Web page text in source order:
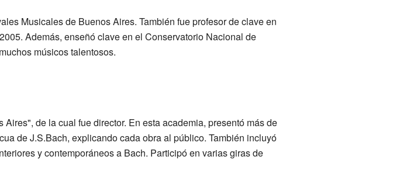
Musicales de Buenos Aires. También fue profesor de clave en
Además, enseñó clave en el Conservatorio Nacional de
músicos talentosos.
de la cual fue director. En esta academia, presentó más de
de J.S.Bach, explicando cada obra al público. También incluyó
y contemporáneos a Bach. Participó en varias giras de